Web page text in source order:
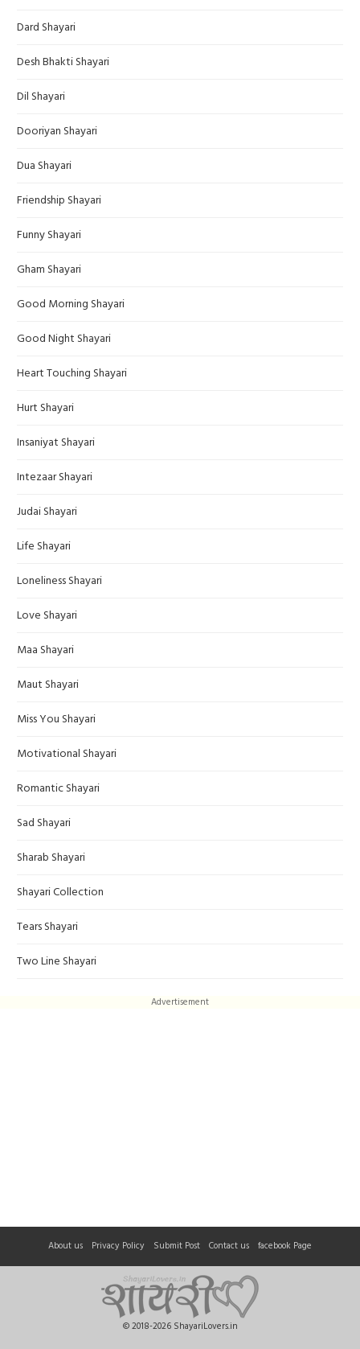
Dard Shayari
Desh Bhakti Shayari
Dil Shayari
Dooriyan Shayari
Dua Shayari
Friendship Shayari
Funny Shayari
Gham Shayari
Good Morning Shayari
Good Night Shayari
Heart Touching Shayari
Hurt Shayari
Insaniyat Shayari
Intezaar Shayari
Judai Shayari
Life Shayari
Loneliness Shayari
Love Shayari
Maa Shayari
Maut Shayari
Miss You Shayari
Motivational Shayari
Romantic Shayari
Sad Shayari
Sharab Shayari
Shayari Collection
Tears Shayari
Two Line Shayari
Advertisement
About us Privacy Policy Submit Post Contact us facebook Page
© 2018-2026 ShayariLovers.in